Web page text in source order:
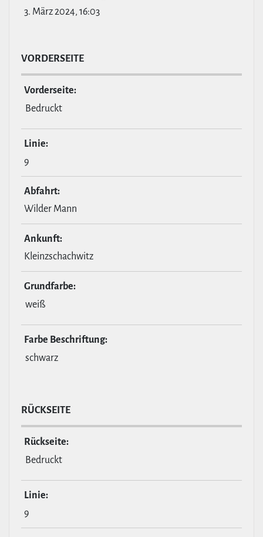
3. März 2024, 16:03
VOR­DER­SEITE
Vor­der­seite:
Bedruckt
Linie:
9
Abfahrt:
Wilder Mann
Ankunft:
Kleinzschachwitz
Grund­farbe:
weiß
Farbe Beschrif­tung:
schwarz
RÜCKSEITE
Rückseite:
Bedruckt
Linie:
9